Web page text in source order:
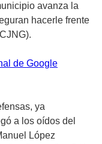
avanza la
hacerle frente
de Google
ya
a los oídos del
López